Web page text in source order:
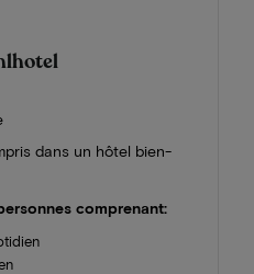
dans un hôtel bien-
comprenant: